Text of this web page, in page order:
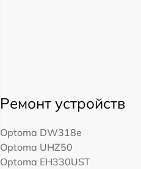
Ремонт устройств
Optoma DW318e
Optoma UHZ50
Optoma EH330UST